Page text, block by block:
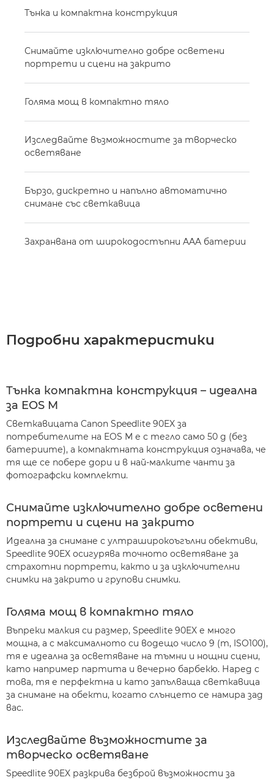
Тънка и компактна конструкция
Снимайте изключително добре осветени
портрети и сцени на закрито
Голяма мощ в компактно тяло
Изследвайте възможностите за творческо
осветяване
Бързо, дискретно и напълно автоматично
снимане със светкавица
Захранвана от широкодостъпни AAA батерии
Подробни характеристики
Тънка компактна конструкция – идеална
за EOS M
Светкавицата Canon Speedlite 90EX за
потребителите на EOS M е с тегло само 50 g (без
батериите), а компактната конструкция означава, че
тя ще се побере дори и в най-малките чанти за
фотографски комплекти.
Снимайте изключително добре осветени
портрети и сцени на закрито
Идеална за снимане с ултраширокоъгълни обективи,
Speedlite 90EX осигурява точното осветяване за
страхотни портрети, както и за изключителни
снимки на закрито и групови снимки.
Голяма мощ в компактно тяло
Въпреки малкия си размер, Speedlite 90EX е много
мощна, а с максималното си водещо число 9 (m, ISO100),
тя е идеална за осветяване на тъмни и нощни сцени,
като например партита и вечерно барбекю. Наред с
това, тя е перфектна и като запълваща светкавица
за снимане на обекти, когато слънцето се намира зад
вас.
Изследвайте възможностите за
творческо осветяване
Speedlite 90EX разкрива безброй възможности за